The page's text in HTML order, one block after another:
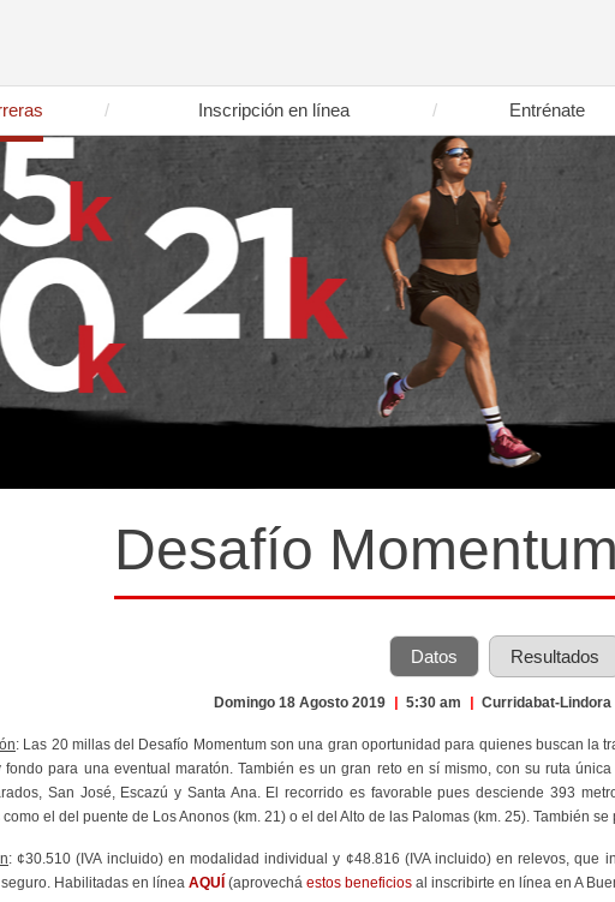
Inscripción en línea Entrénate
Desafío
Datos Resultados
Domingo 18 Agosto 2019 | 5:30 am | Curridabat-Lindora
: Las 20 millas del Desafío Momentum son una gran oportunidad para quienes buscan la
fondo para una eventual maratón. También es un gran reto en sí mismo, con su ruta
San José, Escazú y Santa Ana. El recorrido es favorable pues desciende 393
el del puente de Los Anonos (km. 21) o el del Alto de las Palomas (km. 25). También
: ¢30.510 (IVA incluido) en modalidad individual y ¢48.816 (IVA incluido) en relevos, que
Habilitadas en línea AQUÍ (aprovechá estos beneficios al inscribirte en línea en A